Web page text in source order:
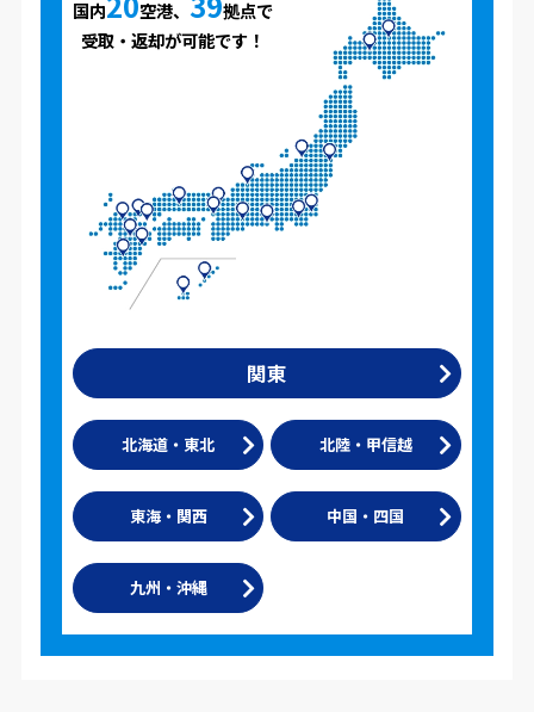
国内 空港、
拠点で
受取・返却が可能です！
関東
北海道・東北 北陸・甲信越
東海・関西 中国・四国
九州・沖縄